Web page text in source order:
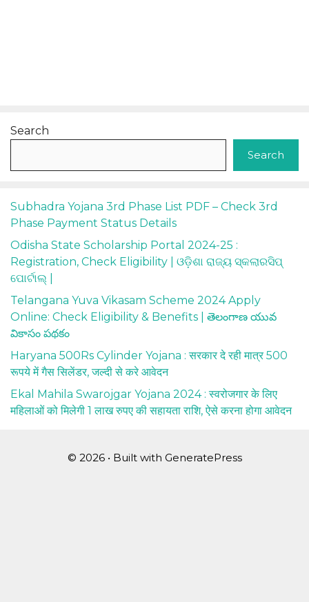
Search
Search
Subhadra Yojana 3rd Phase List PDF – Check 3rd
Phase Payment Status Details
Odisha State Scholarship Portal 2024-25 :
Registration, Check Eligibility | ଓଡ଼ିଶା ରାଜ୍ୟ ସ୍କଲାରସିପ୍
ପୋର୍ଟାଲ୍ |
Telangana Yuva Vikasam Scheme 2024 Apply
Online: Check Eligibility & Benefits | తెలంగాణ యువ
వికాసం పథకం
Haryana 500Rs Cylinder Yojana : सरकार दे रही मात्र 500
रूपये में गैस सिलेंडर, जल्दी से करे आवेदन
Ekal Mahila Swarojgar Yojana 2024 : स्वरोजगार के लिए
महिलाओं को मिलेगी 1 लाख रुपए की सहायता राशि, ऐसे करना होगा आवेदन
© 2026 • Built with GeneratePress